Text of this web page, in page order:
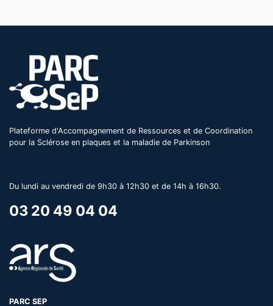
Plateforme d'Accompagnement de Ressources et de Coordination
pour la Sclérose en plaques et la maladie de Parkinson
Du lundi au vendredi de 9h30 à 12h30 et de 14h à 16h30.
03 20 49 04 04
PARC SEP